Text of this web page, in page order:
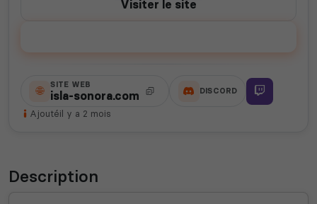
Visiter le site
SITE WEB
isla-sonora.com DISCORD
Ajoutéil y a 2 mois
Description